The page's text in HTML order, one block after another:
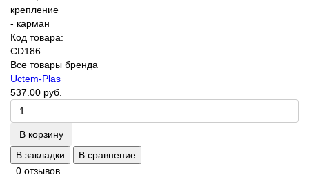
Код товара:
CD186
Все товары бренда
Uctem-Plas
537.00 руб.
В корзину
В закладки
В сравнение
0 отзывов